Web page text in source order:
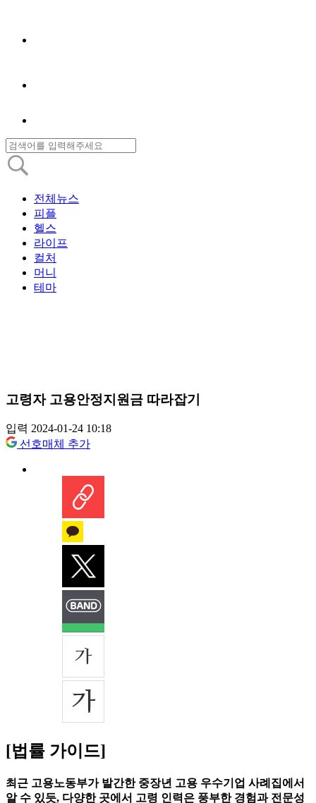
전체뉴스
피플
헬스
라이프
컬처
머니
테마
고령자 고용안정지원금 따라잡기
입력 2024-01-24 10:18
선호매체 추가
[법률 가이드]
최근 고용노동부가 발간한 중장년 고용 우수기업 사례집에서
알 수 있듯, 다양한 곳에서 고령 인력은 풍부한 경험과 전문성